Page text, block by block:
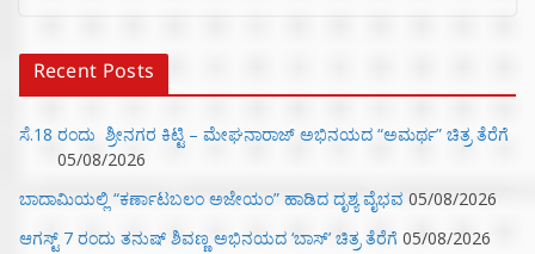
Recent Posts
ಸೆ.18 ರಂದು ಶ್ರೀನಗರ ಕಿಟ್ಟಿ – ಮೇಘನಾರಾಜ್ ಅಭಿನಯದ “ಅಮರ್ಥ” ಚಿತ್ರ ತೆರೆಗೆ
05/08/2026
ಬಾದಾಮಿಯಲ್ಲಿ “ಕರ್ಣಾಟಬಲಂ ಅಜೇಯಂ” ಹಾಡಿದ ದೃಶ್ಯ ವೈಭವ 05/08/2026
ಆಗಸ್ಟ್ 7 ರಂದು ತನುಷ್ ಶಿವಣ್ಣ ಅಭಿನಯದ ‘ಬಾಸ್’ ಚಿತ್ರ ತೆರೆಗೆ 05/08/2026